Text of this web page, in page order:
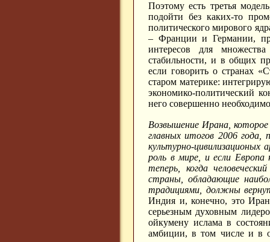
Поэтому есть третья
подойти без каких-то
политического мирового
– Франции и Германии,
интересов для
стабильности, и в общих
если говорить о странах
старом материке:
экономико-политический
него совершенно
Возвышение Ирана, которое
главных итогов 2006 года,
культурно-
роль в мире, и если Европа
теперь, когда
страны, обладающие
традициями, должны
Индия и, конечно, это
серьезным духовным
ойкумену ислама в
амбиции, в том числе и в